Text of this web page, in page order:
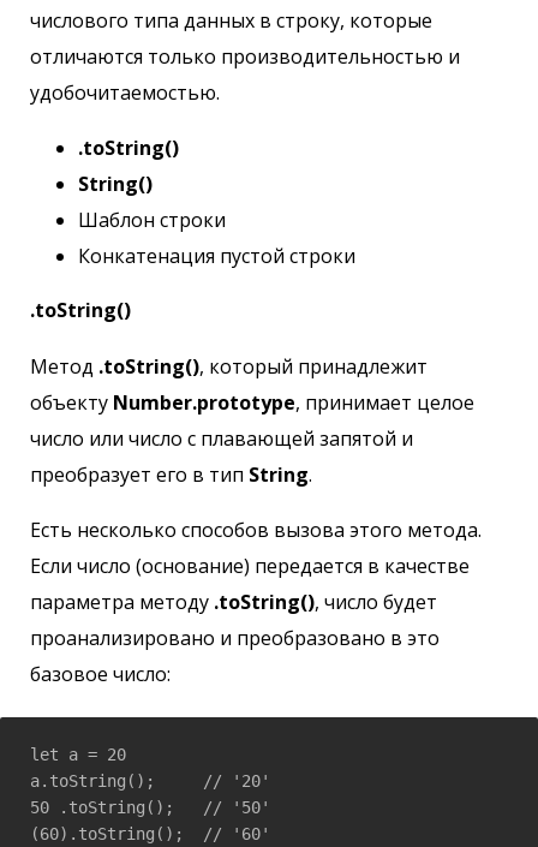
числового типа данных в строку, которые
отличаются только производительностью и
удобочитаемостью.
.toString()
String()
Шаблон строки
Конкатенация пустой строки
.toString()
Метод .toString(), который принадлежит
объекту Number.prototype, принимает целое
число или число с плавающей запятой и
преобразует его в тип String.
Есть несколько способов вызова этого метода.
Если число (основание) передается в качестве
параметра методу .toString(), число будет
проанализировано и преобразовано в это
базовое число:
let a = 20
a.toString();     // '20'
50 .toString();   // '50'
(60).toString();  // '60'